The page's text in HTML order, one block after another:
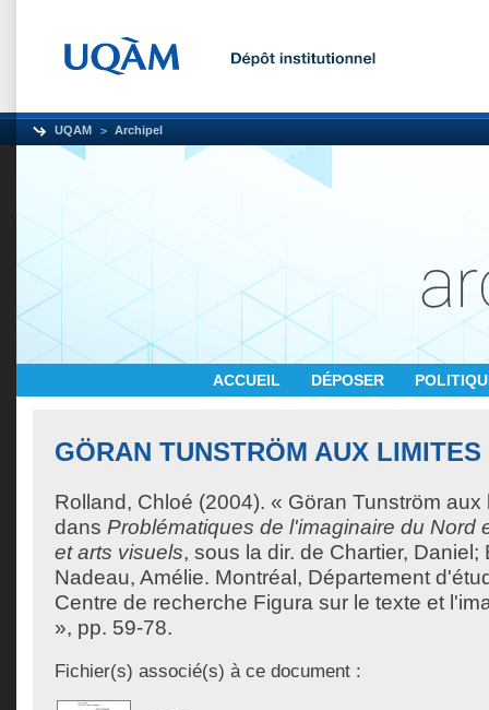
UQAM Archipel
ACCUEIL DÉPOSER
GÖRAN TUNSTRÖM AUX
Rolland, Chloé (2004). « Göran Tunström
dans Problématiques de l'imaginaire du Nord
et arts visuels, sous la dir. de Chartier, Daniel ;
Nadeau, Amélie. Montréal, Département
Centre de recherche Figura sur le texte et
», pp. 59-78.
Fichier(s) associé(s) à ce document :